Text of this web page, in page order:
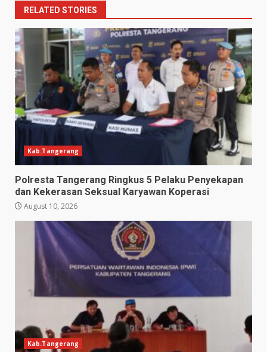
RELATED STORIES
Kab.Tangerang
Polresta Tangerang Ringkus 5 Pelaku Penyekapan
dan Kekerasan Seksual Karyawan Koperasi
August 10, 2026
Kab.Tangerang